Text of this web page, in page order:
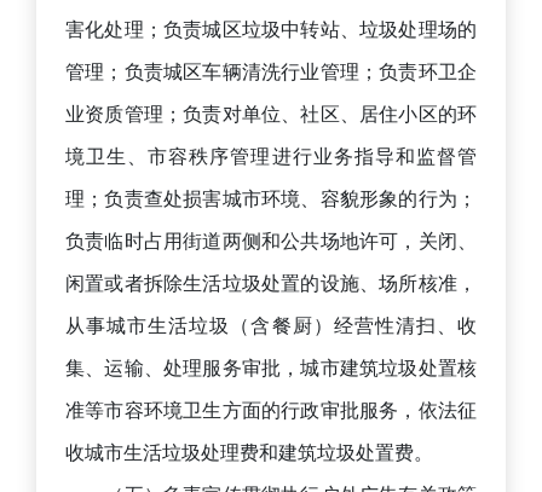
害化处理；负责城区垃圾中转站、垃圾处理场的
管理；负责城区车辆清洗行业管理；负责环卫企
业资质管理；负责对单位、社区、居住小区的环
境卫生、市容秩序管理进行业务指导和监督管
理；负责查处损害城市环境、容貌形象的行为；
负责临时占用街道两侧和公共场地许可，关闭、
闲置或者拆除生活垃圾处置的设施、场所核准，
从事城市生活垃圾（含餐厨）经营性清扫、收
集、运输、处理服务审批，城市建筑垃圾处置核
准等市容环境卫生方面的行政审批服务，依法征
收城市生活垃圾处理费和建筑垃圾处置费。